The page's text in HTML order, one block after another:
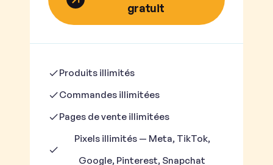
gratuit
Produits illimités
Commandes illimitées
Pages de vente illimitées
Pixels illimités — Meta, TikTok,
Google, Pinterest, Snapchat